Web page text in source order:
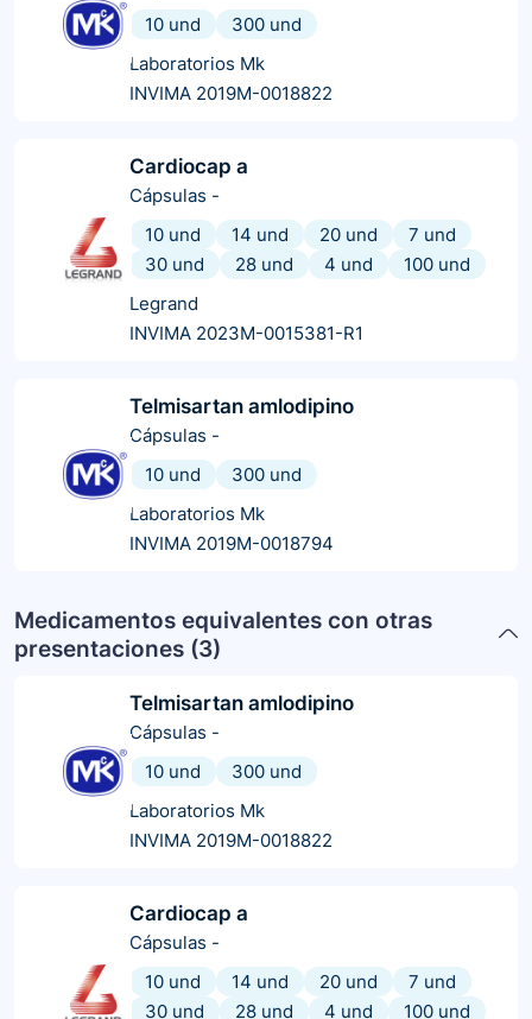
10 und
300 und
Laboratorios Mk
INVIMA 2019M-0018822
Cardiocap a
Cápsulas -
10 und
14 und 20 und
7 und
30 und
28 und 4 und
100 und
Legrand
INVIMA 2023M-0015381-R1
Telmisartan amlodipino
Cápsulas -
10 und
300 und
Laboratorios Mk
INVIMA 2019M-0018794
Medicamentos equivalentes con otras
presentaciones (3)
Telmisartan amlodipino
Cápsulas -
10 und
300 und
Laboratorios Mk
INVIMA 2019M-0018822
Cardiocap a
Cápsulas -
10 und
14 und 20 und
7 und
30 und
28 und 4 und 100 und